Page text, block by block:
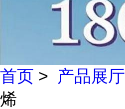
首页 > 产品展厅
烯